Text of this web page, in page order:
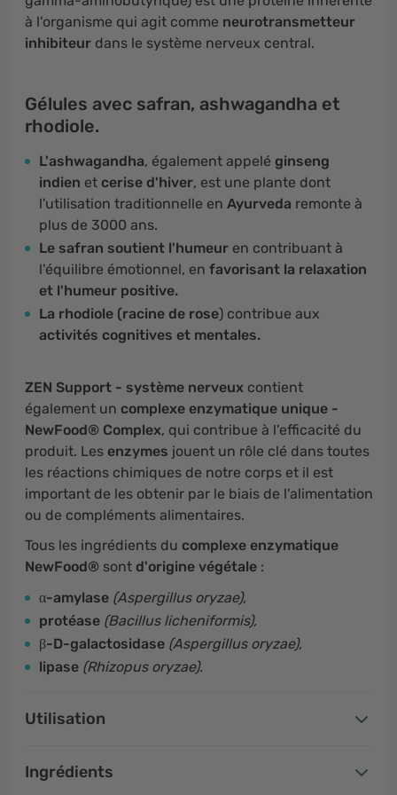
à l'organisme qui agit comme neurotransmetteur
inhibiteur dans le système nerveux central.
Gélules avec safran, ashwagandha et
rhodiole.
L'ashwagandha, également appelé ginseng
indien et cerise d'hiver, est une plante dont
l'utilisation traditionnelle en Ayurveda remonte à
plus de 3000 ans.
Le safran soutient l'humeur en contribuant à
l'équilibre émotionnel, en favorisant la relaxation
et l'humeur positive.
La rhodiole (racine de rose) contribue aux
activités cognitives et mentales.
ZEN Support - système nerveux contient
également un complexe enzymatique unique -
NewFood® Complex, qui contribue à l'efficacité du
produit. Les enzymes jouent un rôle clé dans toutes
les réactions chimiques de notre corps et il est
important de les obtenir par le biais de l'alimentation
ou de compléments alimentaires.
Tous les ingrédients du complexe enzymatique
NewFood® sont d'origine végétale :
α-amylase (Aspergillus oryzae),
protéase (Bacillus licheniformis),
β-D-galactosidase (Aspergillus oryzae),
lipase (Rhizopus oryzae).
Utilisation
Ingrédients